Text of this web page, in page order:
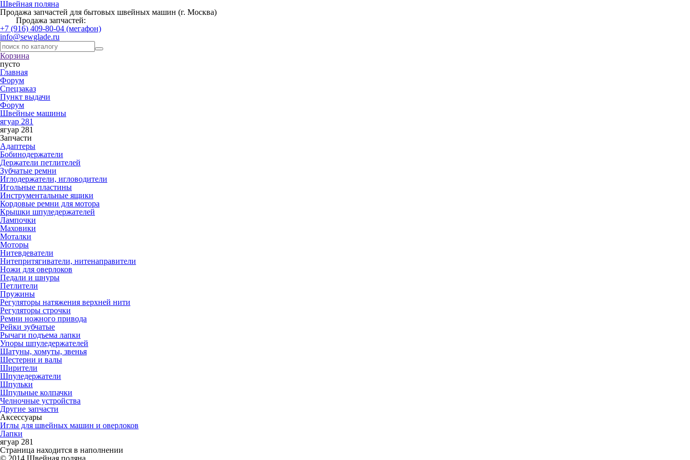
Швейная поляна
Продажа запчастей для бытовых швейных машин (г. Москва)
Продажа запчастей:
+7 (916) 409-80-04 (мегафон)
info@sewglade.ru
Корзина
пусто
Главная
Форум
Спецзаказ
Пункт выдачи
Форум
Швейные машины
ягуар 281
ягуар 281
Запчасти
Адаптеры
Бобинодержатели
Держатели петлителей
Зубчатые ремни
Иглодержатели, игловодители
Игольные пластины
Инструментальные ящики
Кордовые ремни для мотора
Крышки шпуледержателей
Лампочки
Маховики
Моталки
Моторы
Нитевдеватели
Нитепритягиватели, нитенаправители
Ножи для оверлоков
Педали и шнуры
Петлители
Пружины
Регуляторы натяжения верхней нити
Регуляторы строчки
Ремни ножного привода
Рейки зубчатые
Рычаги подъема лапки
Упоры шпуледержателей
Шатуны, хомуты, звенья
Шестерни и валы
Ширители
Шпуледержатели
Шпульки
Шпульные колпачки
Челночные устройства
Другие запчасти
Аксессуары
Иглы для швейных машин и оверлоков
Лапки
ягуар 281
Страница находится в наполнении
© 2014 Швейная поляна